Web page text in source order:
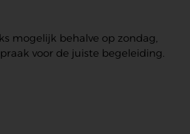
mogelijk behalve op zondag,
voor de juiste begeleiding.